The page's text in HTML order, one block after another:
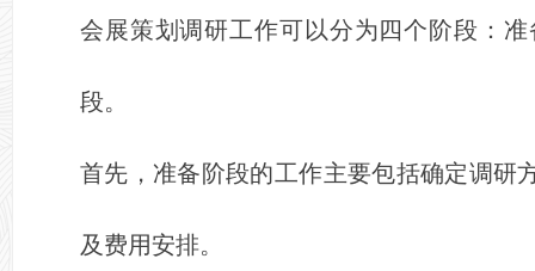
会展策划调研工作可以分为四个阶段：
段。
首先，准备阶段的工作主要包括确定调研
及费用安排。